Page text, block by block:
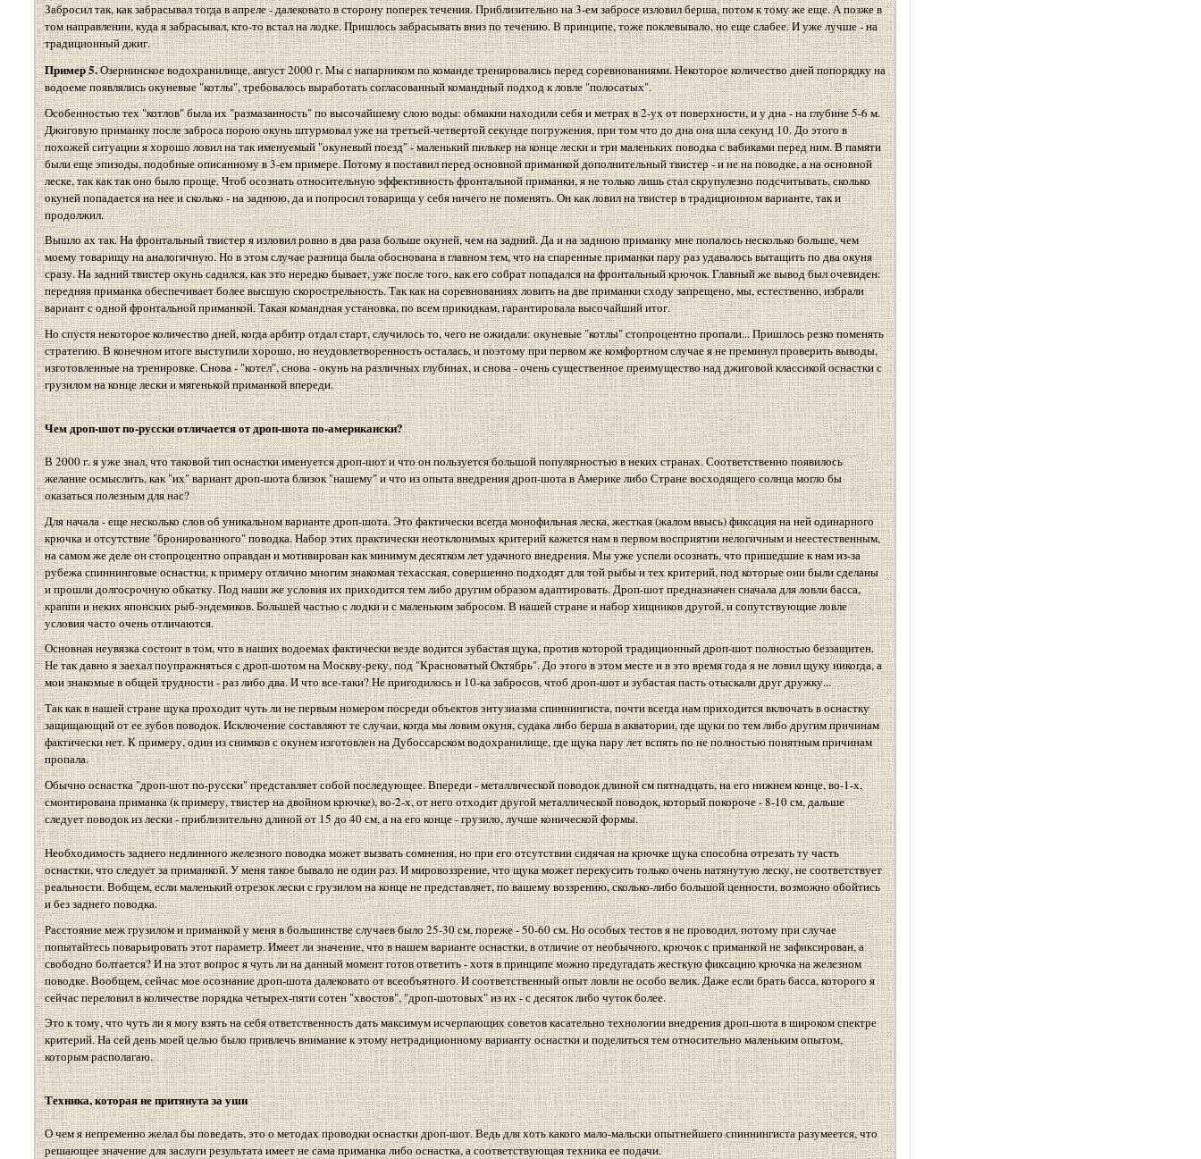
Забросил так, как забрасывал тогда в апреле - далековато в сторону поперек течения. Приблизительно на 3-ем забросе изловил берша, потом к тому же еще. А позже в
том направлении, куда я забрасывал, кто-то встал на лодке. Пришлось забрасывать вниз по течению. В принципе, тоже поклевывало, но еще слабее. И уже лучше - на
традиционный джиг.
Пример 5.Озернинское водохранилище, август 2000 г. Мы с напарником по команде тренировались перед соревнованиями. Некоторое количество дней попорядку на
водоеме появлялись окуневые "котлы", требовалось выработать согласованный командный подход к ловле "полосатых".
Особенностью тех "котлов" была их "размазанность" по высочайшему слою воды: обмакни находили себя и метрах в 2-ух от поверхности, и у дна - на глубине 5-6 м.
Джиговую приманку после заброса порою окунь штурмовал уже на третьей-четвертой секунде погружения, при том что до дна она шла секунд 10. До этого в
похожей ситуации я хорошо ловил на так именуемый "окуневый поезд" - маленький пилькер на конце лески и три маленьких поводка с вабиками перед ним. В памяти
были еще эпизоды, подобные описанному в 3-ем примере. Потому я поставил перед основной приманкой дополнительный твистер - и не на поводке, а на основной
леске, так как так оно было проще. Чтоб осознать относительную эффективность фронтальной приманки, я не только лишь стал скрупулезно подсчитывать, сколько
окуней попадается на нее и сколько - на заднюю, да и попросил товарища у себя ничего не поменять. Он как ловил на твистер в традиционном варианте, так и
продолжил.
Вышло ах так. На фронтальный твистер я изловил ровно в два раза больше окуней, чем на задний. Да и на заднюю приманку мне попалось несколько больше, чем
моему товарищу на аналогичную. Но в этом случае разница была обоснована в главном тем, что на спаренные приманки пару раз удавалось вытащить по два окуня
сразу. На задний твистер окунь садился, как это нередко бывает, уже после того, как его собрат попадался на фронтальный крючок. Главный же вывод был очевиден:
передняя приманка обеспечивает более высшую скорострельность. Так как на соревнованиях ловить на две приманки сходу запрещено, мы, естественно, избрали
вариант с одной фронтальной приманкой. Такая командная установка, по всем прикидкам, гарантировала высочайший итог.
Но спустя некоторое количество дней, когда арбитр отдал старт, случилось то, чего не ожидали: окуневые "котлы" стопроцентно пропали... Пришлось резко поменять
стратегию. В конечном итоге выступили хорошо, но неудовлетворенность осталась, и поэтому при первом же комфортном случае я не преминул проверить выводы,
изготовленные на тренировке. Снова - "котел", снова - окунь на различных глубинах, и снова - очень существенное преимущество над джиговой классикой оснастки с
грузилом на конце лески и мягенькой приманкой впереди.
Чем дроп-шот по-русски отличается от дроп-шота по-американски?
В 2000 г. я уже знал, что таковой тип оснастки именуется дроп-шот и что он пользуется большой популярностью в неких странах. Соответственно появилось
желание осмыслить, как "их" вариант дроп-шота близок "нашему" и что из опыта внедрения дроп-шота в Америке либо Стране восходящего солнца могло бы
оказаться полезным для нас?
Для начала - еще несколько слов об уникальном варианте дроп-шота. Это фактически всегда монофильная леска, жесткая (жалом ввысь) фиксация на ней одинарного
крючка и отсутствие "бронированного" поводка. Набор этих практически неотклонимых критерий кажется нам в первом восприятии нелогичным и неестественным,
на самом же деле он стопроцентно оправдан и мотивирован как минимум десятком лет удачного внедрения. Мы уже успели осознать, что пришедшие к нам из-за
рубежа спиннинговые оснастки, к примеру отлично многим знакомая техасская, совершенно подходят для той рыбы и тех критерий, под которые они были сделаны
и прошли долгосрочную обкатку. Под наши же условия их приходится тем либо другим образом адаптировать. Дроп-шот предназначен сначала для ловли басса,
краппи и неких японских рыб-эндемиков. Большей частью с лодки и с маленьким забросом. В нашей стране и набор хищников другой, и сопутствующие ловле
условия часто очень отличаются.
Основная неувязка состоит в том, что в наших водоемах фактически везде водится зубастая щука, против которой традиционный дроп-шот полностью беззащитен.
Не так давно я заехал поупражняться с дроп-шотом на Москву-реку, под "Красноватый Октябрь". До этого в этом месте и в это время года я не ловил щуку никогда, а
мои знакомые в общей трудности - раз либо два. И что все-таки? Не пригодилось и 10-ка забросов, чтоб дроп-шот и зубастая пасть отыскали друг дружку...
Так как в нашей стране щука проходит чуть ли не первым номером посреди объектов энтузиазма спиннингиста, почти всегда нам приходится включать в оснастку
защищающий от ее зубов поводок. Исключение составляют те случаи, когда мы ловим окуня, судака либо берша в акватории, где щуки по тем либо другим причинам
фактически нет. К примеру, один из снимков с окунем изготовлен на Дубоссарском водохранилище, где щука пару лет вспять по не полностью понятным причинам
пропала.
Обычно оснастка "дроп-шот по-русски" представляет собой последующее. Впереди - металлической поводок длиной см пятнадцать, на его нижнем конце, во-1-х,
смонтирована приманка (к примеру, твистер на двойном крючке), во-2-х, от него отходит другой металлической поводок, который покороче - 8-10 см, дальше
следует поводок из лески - приблизительно длиной от 15 до 40 см, а на его конце - грузило, лучше конической формы.
Необходимость заднего недлинного железного поводка может вызвать сомнения, но при его отсутствии сидячая на крючке щука способна отрезать ту часть
оснастки, что следует за приманкой. У меня такое бывало не один раз. И мировоззрение, что щука может перекусить только очень натянутую леску, не соответствует
реальности. Вобщем, если маленький отрезок лески с грузилом на конце не представляет, по вашему воззрению, сколько-либо большой ценности, возможно обойтись
и без заднего поводка.
Расстояние меж грузилом и приманкой у меня в большинстве случаев было 25-30 см, пореже - 50-60 см. Но особых тестов я не проводил, потому при случае
попытайтесь поварьировать этот параметр. Имеет ли значение, что в нашем варианте оснастки, в отличие от необычного, крючок с приманкой не зафиксирован, а
свободно болтается? И на этот вопрос я чуть ли на данный момент готов ответить - хотя в принципе можно предугадать жесткую фиксацию крючка на железном
поводке. Вообщем, сейчас мое осознание дроп-шота далековато от всеобъятного. И соответственный опыт ловли не особо велик. Даже если брать басса, которого я
сейчас переловил в количестве порядка четырех-пяти сотен "хвостов", "дроп-шотовых" из их - с десяток либо чуток более.
Это к тому, что чуть ли я могу взять на себя ответственность дать максимум исчерпающих советов касательно технологии внедрения дроп-шота в широком спектре
критерий. На сей день моей целью было привлечь внимание к этому нетрадиционному варианту оснастки и поделиться тем относительно маленьким опытом,
которым располагаю.
Техника, которая не притянута за уши
О чем я непременно желал бы поведать, это о методах проводки оснастки дроп-шот. Ведь для хоть какого мало-мальски опытнейшего спиннингиста разумеется, что
решающее значение для заслуги результата имеет не сама приманка либо оснастка, а соответствующая техника ее подачи.